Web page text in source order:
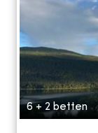
6 + 2 betten